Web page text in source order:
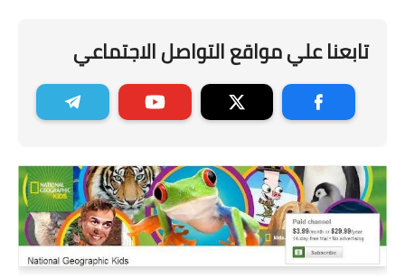
تابعنا علي مواقع التواصل الاجتماعي